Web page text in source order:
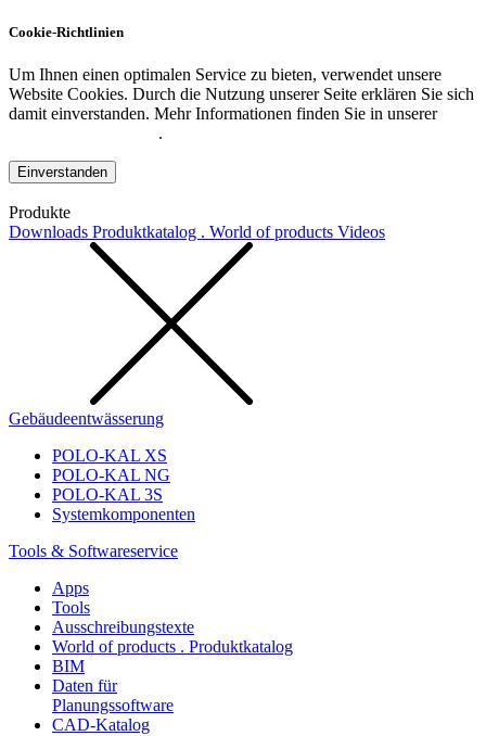
Cookie-Richtlinien
Um Ihnen einen optimalen Service zu bieten, verwendet unsere
Website Cookies. Durch die Nutzung unserer Seite erklären Sie sich
damit einverstanden. Mehr Informationen finden Sie in unserer
.
Einverstanden
Produkte
Downloads Produktkatalog . World of products Videos
Gebäudeentwässerung
POLO-KAL XS
POLO-KAL NG
POLO-KAL 3S
Systemkomponenten
Tools & Softwareservice
Apps
Tools
Ausschreibungstexte
World of products . Produktkatalog
BIM
Daten für
Planungssoftware
CAD-Katalog